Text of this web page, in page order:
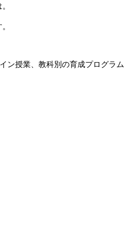
ン授業、教科別の育成プログラム